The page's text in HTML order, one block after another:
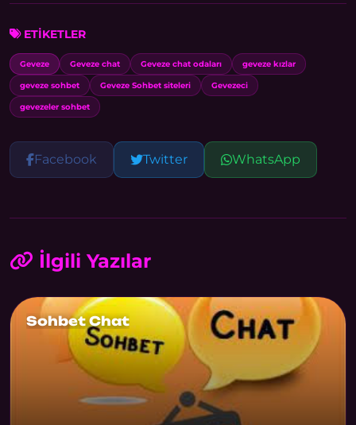
ETİKETLER
Geveze Geveze chat Geveze chat odaları geveze kızlar
geveze sohbet Geveze Sohbet siteleri Gevezeci
gevezeler sohbet
Facebook Twitter WhatsApp
İlgili Yazılar
Sohbet Chat